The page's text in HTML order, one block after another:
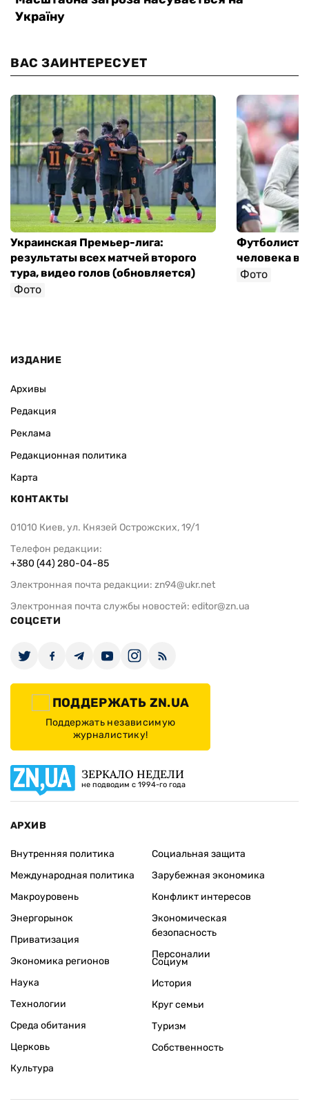
ВАС ЗАИНТЕРЕСУЕТ
Украинская Премьер-лига:
результаты всех матчей второго
тура, видео голов (обновляется)
Фото
Футболист
человека в
Фото
ИЗДАНИЕ
Архивы
Редакция
Реклама
Редакционная политика
Карта
КОНТАКТЫ
01010 Киев, ул. Князей Острожских, 19/1
Телефон редакции:
+380 (44) 280-04-85
Электронная почта редакции: zn94@ukr.net
Электронная почта службы новостей: editor@zn.ua
СОЦСЕТИ
ПОДДЕРЖАТЬ ZN.UA
Поддержать независимую
журналистику!
ЗЕРКАЛО НЕДЕЛИ
не подводим с 1994-го года
АРХИВ
Внутренняя политика
Международная политика
Макроуровень
Энергорынок
Приватизация
Экономика регионов
Социальная защита
Зарубежная экономика
Конфликт интересов
Экономическая
безопасность
Персоналии
Наука
Технологии
Среда обитания
Церковь
Культура
Социум
История
Круг семьи
Туризм
Собственность